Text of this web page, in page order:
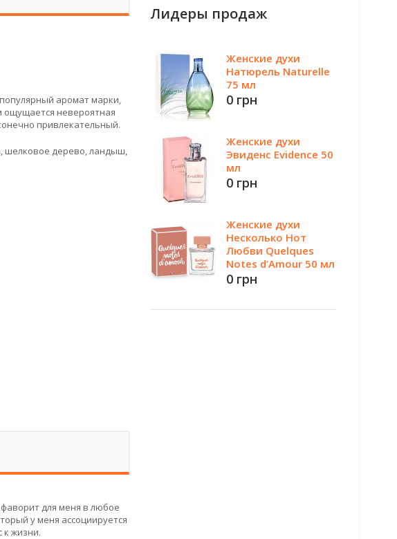
аромат марки,
невероятная
привлекательный.
шелковое дерево, ландыш,
для меня в любое
у меня ассоциируется
к жизни.
Лидеры продаж
Женские духи
Натюрель Naturelle
75 мл
0 грн
Женские духи
Эвиденс Evidence 50
мл
0 грн
Женские духи
Несколько Нот
Любви Quelques
Notes d’Amour 50 мл
0 грн